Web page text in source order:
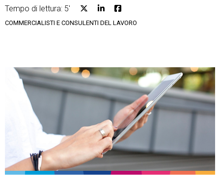
Ecommerce
Financial Solutions
Trust Services
TeamSystem Corporate
Tempo di lettura: 5'
COMMERCIALISTI E CONSULENTI DEL LAVORO